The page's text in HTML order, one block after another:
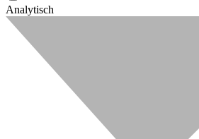
Analytisch